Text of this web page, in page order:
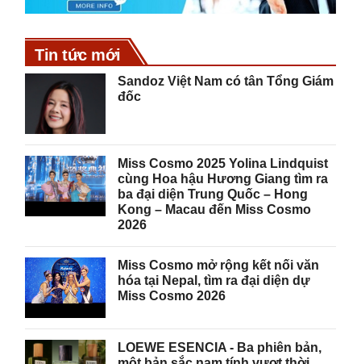
Tin tức mới
Sandoz Việt Nam có tân Tổng Giám
đốc
Miss Cosmo 2025 Yolina Lindquist
cùng Hoa hậu Hương Giang tìm ra
ba đại diện Trung Quốc – Hong
Kong – Macau đến Miss Cosmo
2026
Miss Cosmo mở rộng kết nối văn
hóa tại Nepal, tìm ra đại diện dự
Miss Cosmo 2026
LOEWE ESENCIA - Ba phiên bản,